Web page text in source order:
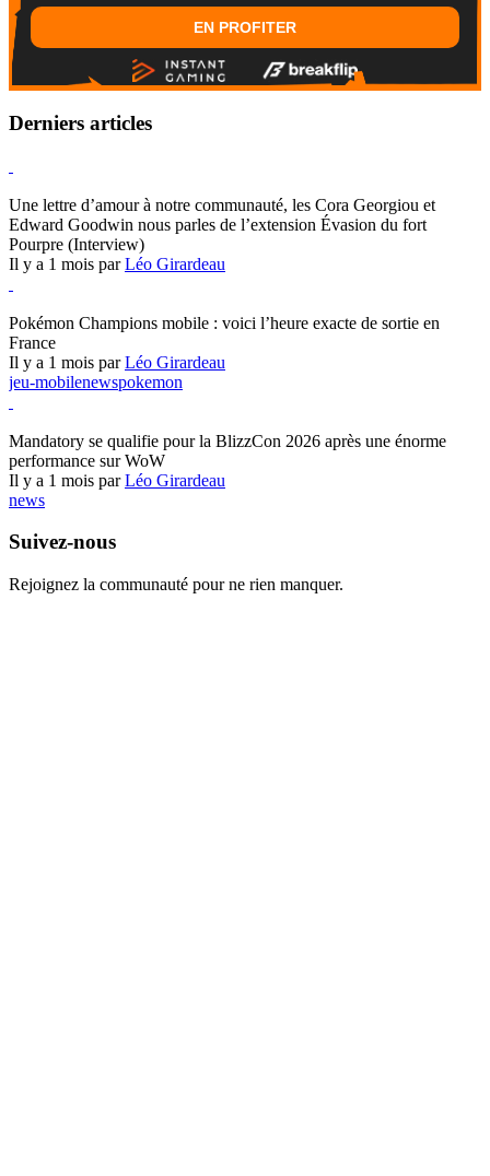
EN PROFITER
Derniers articles
Une lettre d’amour à notre communauté, les Cora Georgiou et
Edward Goodwin nous parles de l’extension Évasion du fort
Pourpre (Interview)
Il y a 1 mois parLéo Girardeau
Pokémon Champions mobile : voici l’heure exacte de sortie en
France
Il y a 1 mois parLéo Girardeau
jeu-mobilenewspokemon
Mandatory se qualifie pour la BlizzCon 2026 après une énorme
performance sur WoW
Il y a 1 mois parLéo Girardeau
news
Suivez-nous
Rejoignez la communauté pour ne rien manquer.